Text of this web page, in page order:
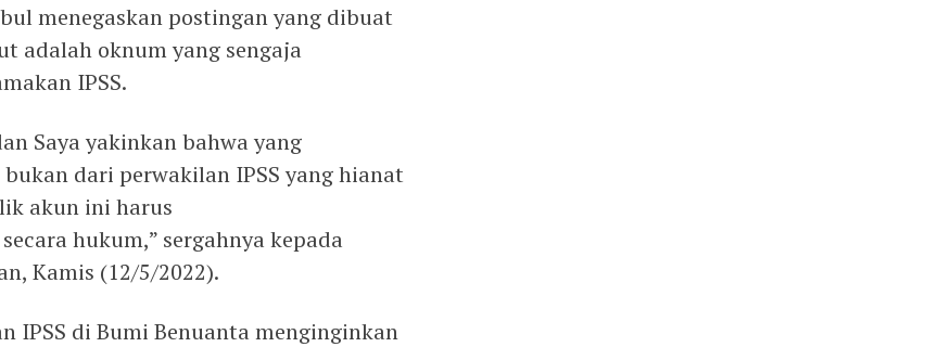
menegaskan postingan yang dibuat
adalah oknum yang sengaja
IPSS.
Saya yakinkan bahwa yang
dari perwakilan IPSS yang hianat
akun ini harus
hukum,” sergahnya kepada
Kamis (12/5/2022).
IPSS di Bumi Benuanta menginginkan